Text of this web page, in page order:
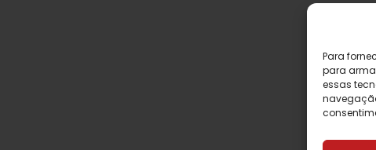
Para
para
essas